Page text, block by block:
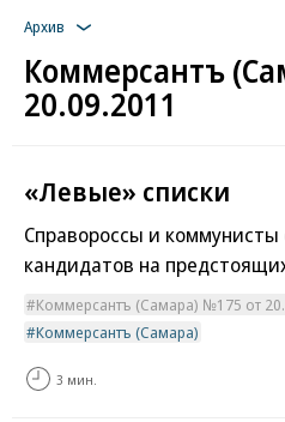
Архив
Коммерсантъ
20.09.2011
«Левые» списки
Справороссы и коммунисты
кандидатов на
Коммерсантъ (Самара) №175 от
Коммерсантъ (Самара)
3 мин.